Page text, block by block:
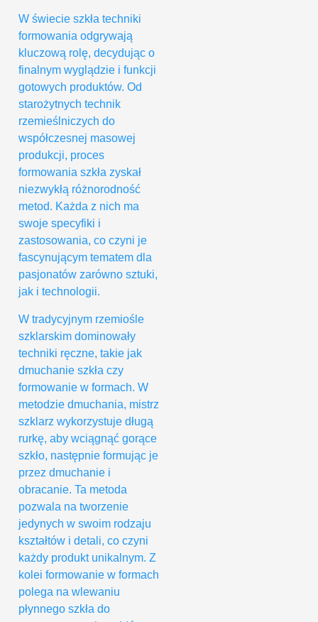
W świecie szkła techniki
formowania odgrywają
kluczową rolę, decydując o
finalnym wyglądzie i funkcji
gotowych produktów. Od
starożytnych technik
rzemieślniczych do
współczesnej masowej
produkcji, proces
formowania szkła zyskał
niezwykłą różnorodność
metod. Każda z nich ma
swoje specyfiki i
zastosowania, co czyni je
fascynującym tematem dla
pasjonatów zarówno sztuki,
jak i technologii.
W tradycyjnym rzemiośle
szklarskim dominowały
techniki ręczne, takie jak
dmuchanie szkła czy
formowanie w formach. W
metodzie dmuchania, mistrz
szklarz wykorzystuje długą
rurkę, aby wciągnąć gorące
szkło, następnie formując je
przez dmuchanie i
obracanie. Ta metoda
pozwala na tworzenie
jedynych w swoim rodzaju
kształtów i detali, co czyni
każdy produkt unikalnym. Z
kolei formowanie w formach
polega na wlewaniu
płynnego szkła do